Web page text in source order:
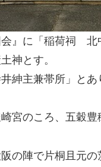
会』に「稲荷祠 北
神とす。
紳主兼帯所」とあ
宮のころ、五穀豊
の陣で片桐且元